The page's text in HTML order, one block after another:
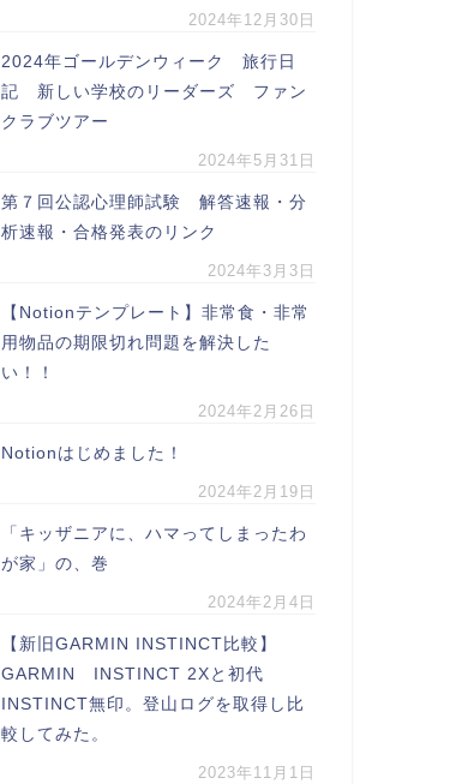
2024年12月30日
2024年ゴールデンウィーク 旅行日
記 新しい学校のリーダーズ ファン
クラブツアー
2024年5月31日
第７回公認心理師試験 解答速報・分
析速報・合格発表のリンク
2024年3月3日
【Notionテンプレート】非常食・非常
用物品の期限切れ問題を解決した
い！！
2024年2月26日
Notionはじめました！
2024年2月19日
「キッザニアに、ハマってしまったわ
が家」の、巻
2024年2月4日
【新旧GARMIN INSTINCT比較】
GARMIN INSTINCT 2Xと初代
INSTINCT無印。登山ログを取得し比
較してみた。
2023年11月1日